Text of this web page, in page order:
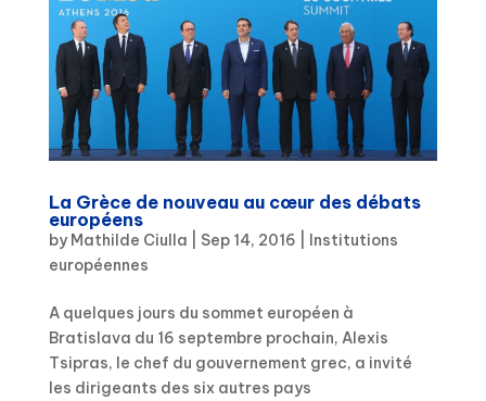
La Grèce de nouveau au cœur des débats
européens
by Mathilde Ciulla Sep 14, 2016
Institutions
européennes
A quelques jours du sommet européen à
Bratislava du 16 septembre prochain, Alexis
Tsipras, le chef du gouvernement grec, a invité
les dirigeants des six autres pays